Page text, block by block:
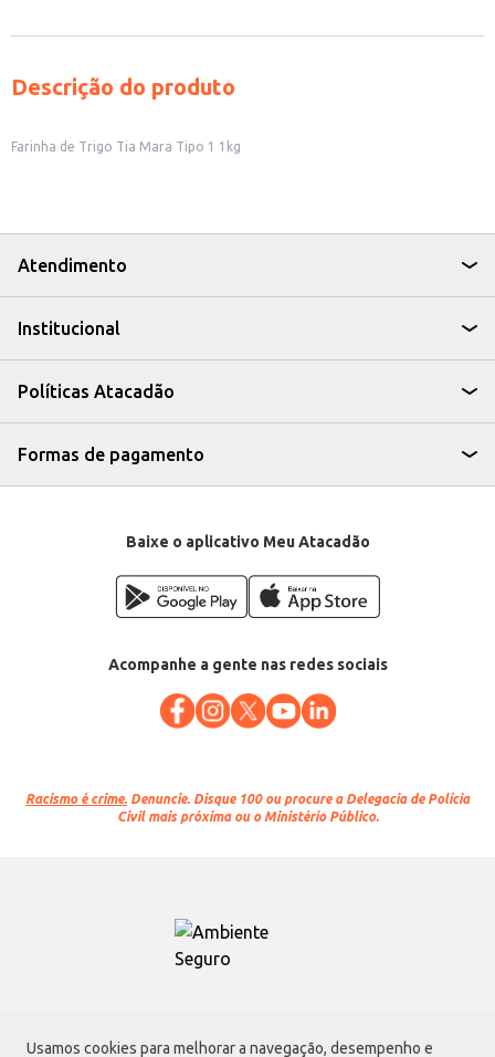
Usamos cookies para melhorar a navegação, desempenho e
Descrição do produto
Farinha de Trigo Tia Mara Tipo 1 1kg
Atendimento
Institucional
Políticas Atacadão
Formas de pagamento
Baixe o aplicativo Meu Atacadão
Acompanhe a gente nas redes sociais
Racismo é crime. Denuncie. Disque 100 ou procure a Delegacia de Polícia
Civil mais próxima ou o Ministério Público.
Atacadão S.A.